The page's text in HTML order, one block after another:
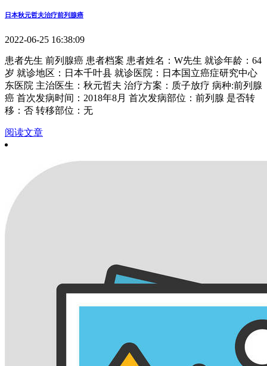
日本秋元哲夫治疗前列腺癌
2022-06-25 16:38:09
患者先生 前列腺癌 患者档案 患者姓名：W先生 就诊年龄：64
岁 就诊地区：日本千叶县 就诊医院：日本国立癌症研究中心
东医院 主治医生：秋元哲夫 治疗方案：质子放疗 病种:前列腺
癌 首次发病时间：2018年8月 首次发病部位：前列腺 是否转
移：否 转移部位：无
阅读文章